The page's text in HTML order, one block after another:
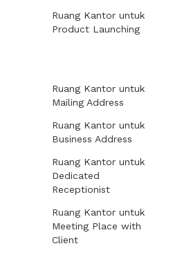
Ruang Kantor untuk
Product Launching
Ruang Kantor untuk
Mailing Address
Ruang Kantor untuk
Business Address
Ruang Kantor untuk
Dedicated
Receptionist
Ruang Kantor untuk
Meeting Place with
Client